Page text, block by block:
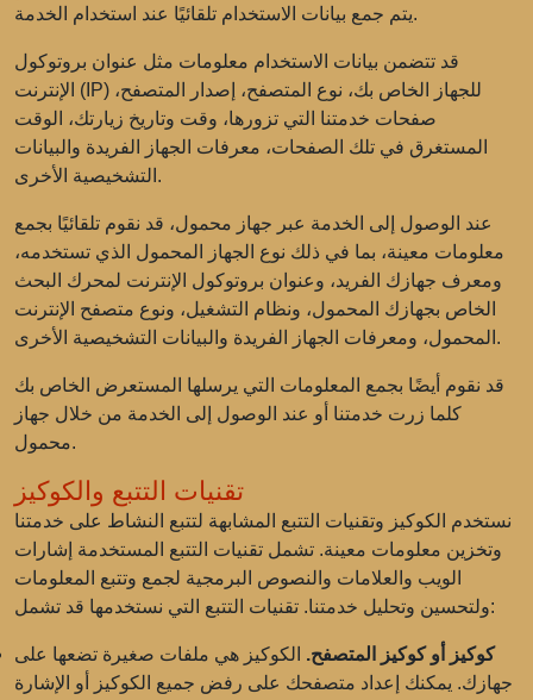
يتم جمع بيانات الاستخدام تلقائيًا عند استخدام الخدمة.
قد تتضمن بيانات الاستخدام معلومات مثل عنوان بروتوكول
الإنترنت (IP) للجهاز الخاص بك، نوع المتصفح، إصدار المتصفح،
صفحات خدمتنا التي تزورها، وقت وتاريخ زيارتك، الوقت
المستغرق في تلك الصفحات، معرفات الجهاز الفريدة والبيانات
التشخيصية الأخرى.
عند الوصول إلى الخدمة عبر جهاز محمول، قد نقوم تلقائيًا بجمع
معلومات معينة، بما في ذلك نوع الجهاز المحمول الذي تستخدمه،
ومعرف جهازك الفريد، وعنوان بروتوكول الإنترنت لمحرك البحث
الخاص بجهازك المحمول، ونظام التشغيل، ونوع متصفح الإنترنت
المحمول، ومعرفات الجهاز الفريدة والبيانات التشخيصية الأخرى.
قد نقوم أيضًا بجمع المعلومات التي يرسلها المستعرض الخاص بك
كلما زرت خدمتنا أو عند الوصول إلى الخدمة من خلال جهاز
محمول.
تقنيات التتبع والكوكيز
نستخدم الكوكيز وتقنيات التتبع المشابهة لتتبع النشاط على خدمتنا
وتخزين معلومات معينة. تشمل تقنيات التتبع المستخدمة إشارات
الويب والعلامات والنصوص البرمجية لجمع وتتبع المعلومات
ولتحسين وتحليل خدمتنا. تقنيات التتبع التي نستخدمها قد تشمل:
كوكيز أو كوكيز المتصفح. الكوكيز هي ملفات صغيرة تضعها على
جهازك. يمكنك إعداد متصفحك على رفض جميع الكوكيز أو الإشارة